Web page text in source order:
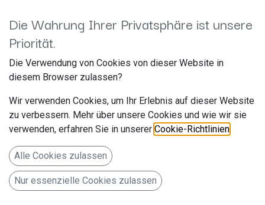
Rückfahrkamera für Mercedes
Sprinter, VW Crafter 1 mit
MINI-DIN Steckern
Artikelnummer: KV-SPRINTER-4G
Langwadener Str. 60
Die Wahrung Ihrer Privatsphäre ist unsere
Priorität.
Die Verwendung von Cookies von dieser Website in
diesem Browser zulassen?
Wir verwenden Cookies, um Ihr Erlebnis auf dieser Website
zu verbessern. Mehr über unsere Cookies und wie wir sie
verwenden, erfahren Sie in unserer Cookie-Richtlinien
Alle Cookies zulassen
Nur essenzielle Cookies zulassen